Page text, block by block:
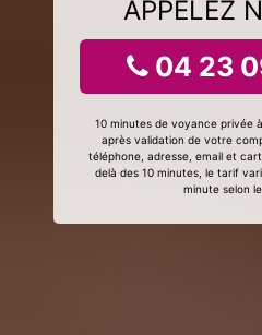
APPELEZ
04 23
10 minutes de voyance privée
après validation de votre
téléphone, adresse, email et
delà des 10 minutes, le tarif
minute selon